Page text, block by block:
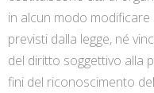
in alcun modo
previsti dalla legge, né
del diritto soggettivo alla
fini del riconoscimento